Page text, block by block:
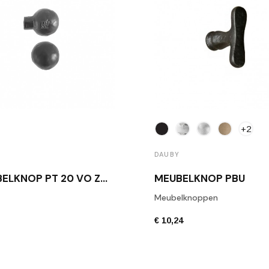
MEUBELKNOP PT 20 VO ZWART
+2
DAUBY
MEUBELKNOP PBU
Meubelknoppen
€ 10,24